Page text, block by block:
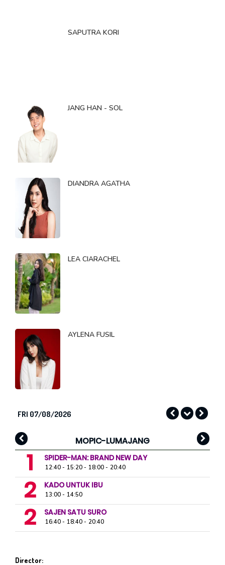
SAPUTRA KORI
JANG HAN - SOL
DIANDRA AGATHA
LEA CIARACHEL
AYLENA FUSIL
FRI 07/08/2026
MOPIC-LUMAJANG
1 SPIDER-MAN: BRAND NEW DAY
12:40 15:20 18:00 20:40
2 KADO UNTUK IBU
13:00 14:50
2 SAJEN SATU SURO
16:40 18:40 20:40
Director: